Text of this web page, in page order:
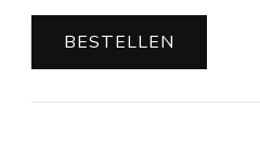
BESTELLEN